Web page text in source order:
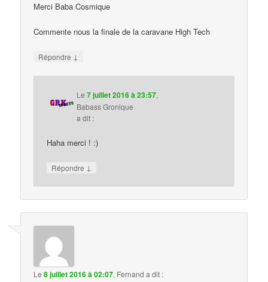
Merci Baba Cosmique
Commente nous la finale de la caravane High Tech
Répondre ↓
Le7 juillet 2016 à 23:57,
Babass Gronique
a dit :
Haha merci ! :)
Répondre ↓
Le8 juillet 2016 à 02:07, Fernand a dit :